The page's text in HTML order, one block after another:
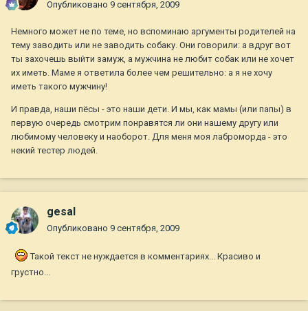
Опубликовано 9 сентября, 2009
Немного может не по теме, но вспоминаю аргументы родителей на
тему заводить или не заводить собаку. Они говорили: а вдруг вот
ты захочешь выйти замуж, а мужчина не любит собак или не хочет
их иметь. Маме я ответила более чем решительно: а я не хочу
иметь такого мужчину!
И правда, наши пёсы - это наши дети. И мы, как мамы (или папы) в
первую очередь смотрим понравятся ли они нашему другу или
любимому человеку и наоборот. Для меня моя лаброморда - это
некий тестер людей.
gesal
Опубликовано 9 сентября, 2009
Такой текст не нуждается в комментариях... Красиво и
грустно...